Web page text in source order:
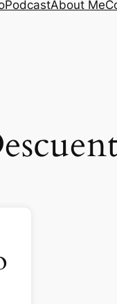
PodcastAbout Me